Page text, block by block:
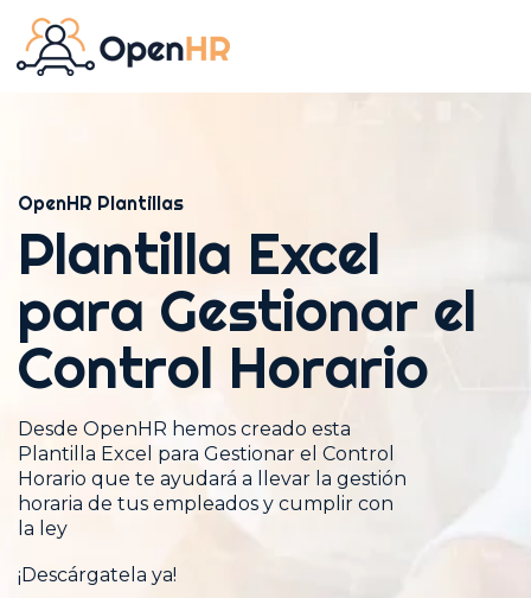
OpenHR Plantillas
Plantilla Excel
para Gestionar el
Control Horario
Desde OpenHR hemos creado esta
Plantilla Excel para Gestionar el Control
Horario que te ayudará a llevar la gestión
horaria de tus empleados y cumplir con
la ley
¡Descárgatela ya!